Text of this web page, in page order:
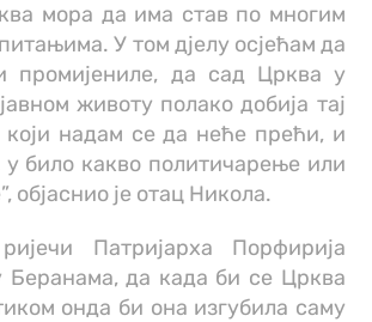
мора да има став по многим
У том дјелу осјећам да
промијениле, да сад Црква у
животу полако добија тај
који надам се да неће прећи, и
у било какво политичарење или
објаснио је отац Никола.
Патријарха Порфирија
Беранама, да када би се Црква
онда би она изгубила саму